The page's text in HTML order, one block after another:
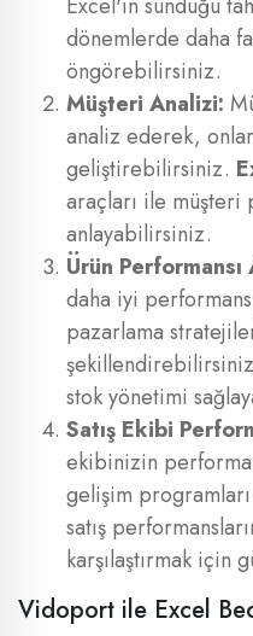
dönemlerde daha
öngörebilirsiniz.
Müşteri Analizi:
analiz ederek,
geliştirebilirsiniz.
araçları ile
anlayabilirsiniz.
Ürün Performansı
daha iyi
pazarlama
stok yönetimi
Satış Ekibi
ekibinizin
gelişim
satış
karşılaştırmak için
Vidoport ile Excel